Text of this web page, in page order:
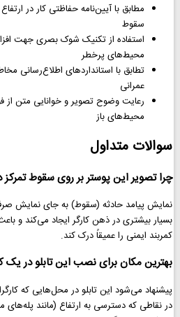
مطابق با آیین‌نامه حفاظتی کار در
سقوط
استفاده از تکنیک شوک بصری جهت
محیط‌های پرخطر
تطابق با استانداردهای اطلاع‌رسانی
عمرانی
رعایت وضوح تصویر و خوانایی متن
محیط‌های باز
سوالات متداول
چرا تصویر این پوستر بر روی سقوط تمرکز
نمایش پیامد حادثه (سقوط) به جای نمایش
بسیار بیشتری در ذهن کارگر ایجاد می‌کند و
کمربند ایمنی را عمیقاً درک کند.
بهترین مکان برای نصب این تابلو در
پیشنهاد می‌شود این تابلو در محل‌هایی که
در نقاطی که دسترسی به ارتفاع (مانند